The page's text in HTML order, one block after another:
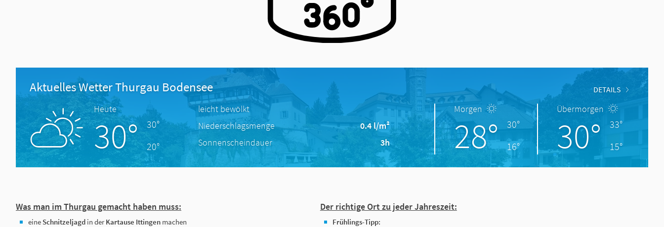
Aktuelles Wetter Thurgau Bodensee DETAILS
Heute
30°
30°
20°
leicht bewölkt
Niederschlagsmenge
0.4 l/m²
Sonnenscheindauer
3h
Morgen
28°
30°
16°
Übermorgen
30°
33°
15°
Was man im Thurgau gemacht haben muss:
eine Schnitzeljagd in derKartause Ittingen machen
Der richtige Ort zu jeder Jahreszeit:
Frühlings-Tipp: